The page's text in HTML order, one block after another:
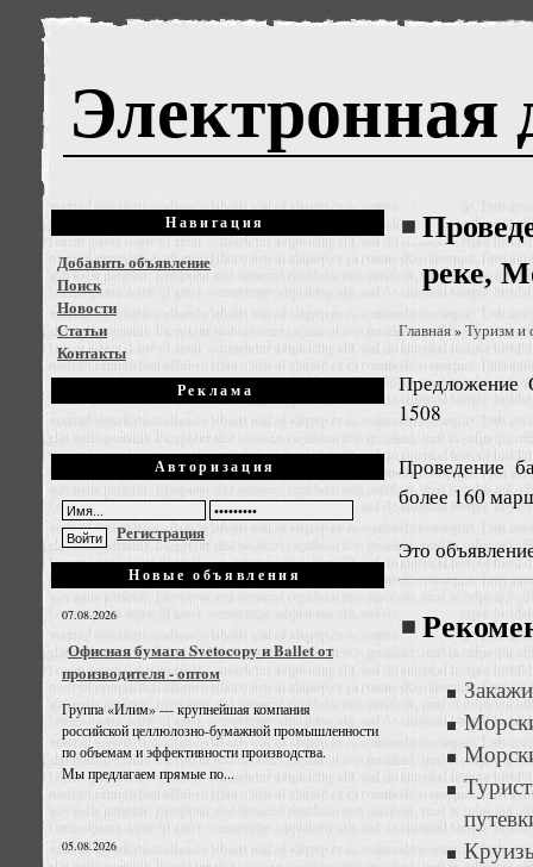
Электронная
Навигация
Добавить объявление
Поиск
Новости
Статьи
Контакты
Реклама
Авторизация
Регистрация
Новые объявления
07.08.2026
Офисная бумага Svetocopy и Ballet от
производителя - оптом
Группа «Илим» — крупнейшая компания
российской целлюлозно-бумажной промышленности
по объемам и эффективности производства.
Мы предлагаем прямые по...
05.08.2026
реке,
Главная»Туризм и
Предложение
1508
Проведение
более 160
Это